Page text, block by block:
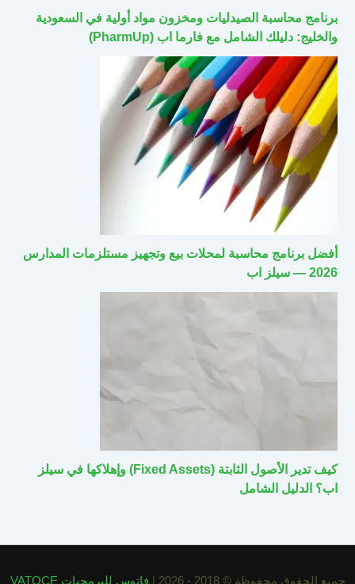
برنامج محاسبة الصيدليات ومخزون مواد أولية في السعودية
والخليج: دليلك الشامل مع فارما اب (PharmUp)
أفضل برنامج محاسبة لمحلات بيع وتجهيز مستلزمات المدارس
2026 — سيلز اب
كيف تدير الأصول الثابتة (Fixed Assets) وإهلاكها في سيلز
اب؟ الدليل الشامل
جميع الحقوق محفوظة © 2018 - 2026 | فاتوس للبرمجيات VATOCE